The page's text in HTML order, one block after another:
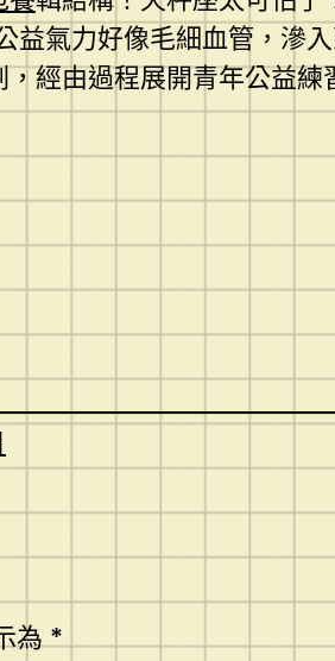
氣力好像毛細血管，滲
經由過程展開青年公益
為*